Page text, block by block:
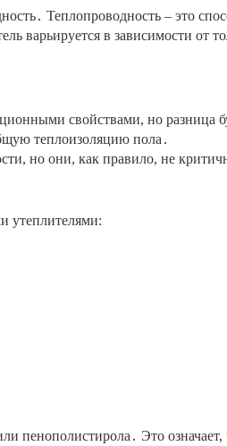
Теплопроводность – это
варьируется в зависимости
свойствами, но разница
теплоизоляцию пола․
но они, как правило, не
утеплителями:
Это